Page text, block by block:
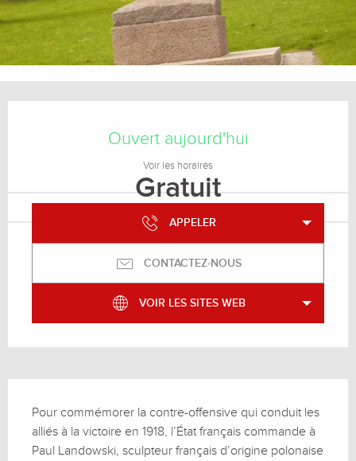
Ouvert aujourd'hui
Voir les horaires
Gratuit
APPELER
CONTACTEZ-NOUS
VOIR LES SITES WEB
Pour commémorer la contre-offensive qui conduit les
alliés à la victoire en 1918, l’État français commande à
Paul Landowski, sculpteur français d’origine polonaise